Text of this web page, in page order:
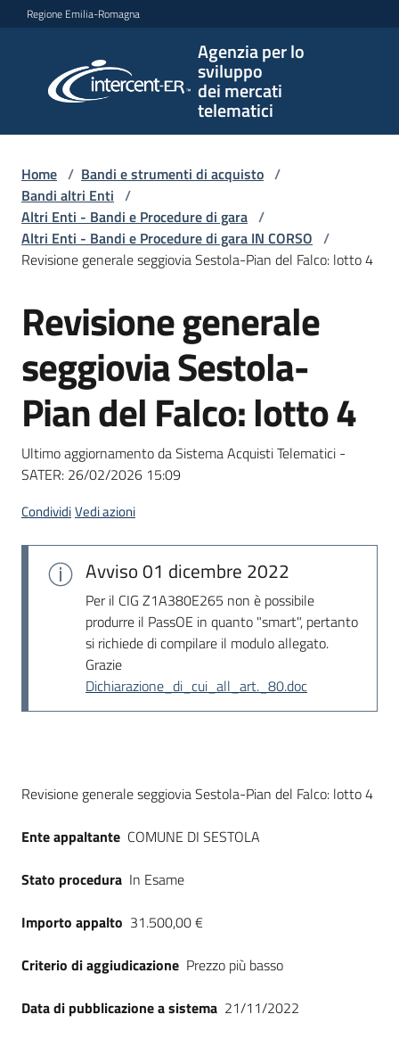
Vai al contenuto
Vai alla navigazione
Vai al footer
Regione Emilia-Romagna
Agenzia per lo
sviluppo
dei mercati
telematici
per lo
sviluppo
telematici
L'Agenzia
Bandi
strumenti
acquisto
Supporto
telematiche
English
su
Home / Bandi e strumenti di acquisto /
Bandi altri Enti /
Altri Enti - Bandi e Procedure di gara /
Altri Enti - Bandi e Procedure di gara IN CORSO /
Revisione generale seggiovia Sestola-Pian del Falco: lotto 4
Salta al contenuto
Revisione generale
seggiovia Sestola-
Pian del Falco: lotto 4
Ultimo aggiornamento da Sistema Acquisti Telematici -
SATER: 26/02/2026 15:09
CondividiVedi azioni
Avviso01 dicembre 2022
Per il CIG Z1A380E265 non è possibile
produrre il PassOE in quanto "smart", pertanto
si richiede di compilare il modulo allegato.
Grazie
Dichiarazione_di_cui_all_art._80.doc
Dati del bando
Revisione generale seggiovia Sestola-Pian del Falco: lotto 4
Ente appaltante COMUNE DI SESTOLA
Stato procedura In Esame
Importo appalto 31.500,00 €
Criterio di aggiudicazione Prezzo più basso
Data di pubblicazione a sistema 21/11/2022